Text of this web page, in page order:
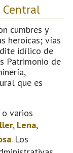
cumbres y
heroicas; vías
idílico de
Patrimonio de
que es
varios
, Lena,
. Los